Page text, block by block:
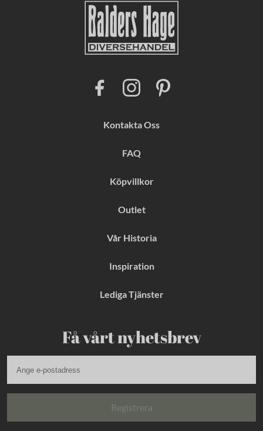
Kontakta Oss
FAQ
Köpvillkor
Outlet
Vår Historia
Inspiration
Lediga Tjänster
Få vårt nyhetsbrev
Registrera
b
o
I
n
g
a
m